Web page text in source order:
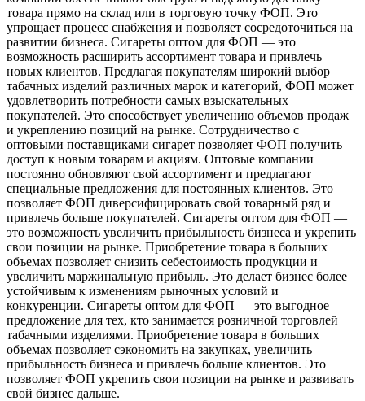
товара прямо на склад или в торговую точку ФОП. Это
упрощает процесс снабжения и позволяет сосредоточиться на
развитии бизнеса. Сигареты оптом для ФОП — это
возможность расширить ассортимент товара и привлечь
новых клиентов. Предлагая покупателям широкий выбор
табачных изделий различных марок и категорий, ФОП может
удовлетворить потребности самых взыскательных
покупателей. Это способствует увеличению объемов продаж
и укреплению позиций на рынке. Сотрудничество с
оптовыми поставщиками сигарет позволяет ФОП получить
доступ к новым товарам и акциям. Оптовые компании
постоянно обновляют свой ассортимент и предлагают
специальные предложения для постоянных клиентов. Это
позволяет ФОП диверсифицировать свой товарный ряд и
привлечь больше покупателей. Сигареты оптом для ФОП —
это возможность увеличить прибыльность бизнеса и укрепить
свои позиции на рынке. Приобретение товара в больших
объемах позволяет снизить себестоимость продукции и
увеличить маржинальную прибыль. Это делает бизнес более
устойчивым к изменениям рыночных условий и
конкуренции. Сигареты оптом для ФОП — это выгодное
предложение для тех, кто занимается розничной торговлей
табачными изделиями. Приобретение товара в больших
объемах позволяет сэкономить на закупках, увеличить
прибыльность бизнеса и привлечь больше клиентов. Это
позволяет ФОП укрепить свои позиции на рынке и развивать
свой бизнес дальше.